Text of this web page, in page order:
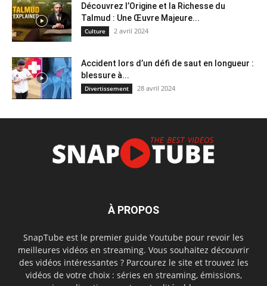
Découvrez l’Origine et la Richesse du
Talmud : Une Œuvre Majeure...
Culture 2 avril 2024
Accident lors d’un défi de saut en longueur :
blessure à...
Divertissement 28 avril 2024
À PROPOS
SnapTube est le premier guide Youtube pour revoir les
meilleures vidéos en streaming. Vous souhaitez découvrir
des vidéos intéressantes ? Parcourez le site et trouvez les
vidéos de votre choix : séries en streaming, émissions,